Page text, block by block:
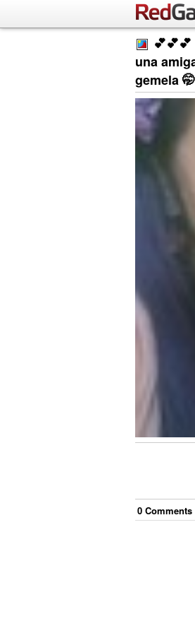
una
gemela
0 Comments